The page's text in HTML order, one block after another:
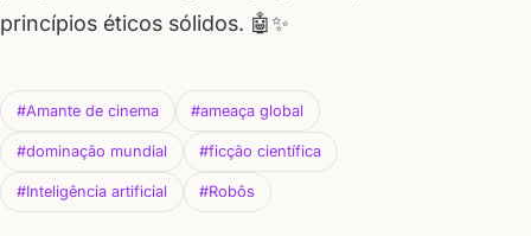
princípios éticos sólidos. 🤖✨
#Amante de cinema #ameaça global
#dominação mundial #ficção científica
#Inteligência artificial #Robôs